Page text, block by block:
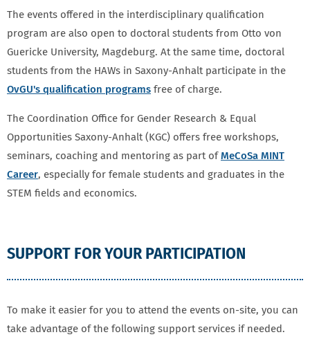
The events offered in the interdisciplinary qualification
program are also open to doctoral students from Otto von
Guericke University, Magdeburg. At the same time, doctoral
students from the HAWs in Saxony-Anhalt participate in the
OvGU's qualification programs free of charge.
The Coordination Office for Gender Research & Equal
Opportunities Saxony-Anhalt (KGC) offers free workshops,
seminars, coaching and mentoring as part ofMeCoSa MINT
Career, especially for female students and graduates in the
STEM fields and economics.
SUPPORT FOR YOUR PARTICIPATION
To make it easier for you to attend the events on-site, you can
take advantage of the following support services if needed.